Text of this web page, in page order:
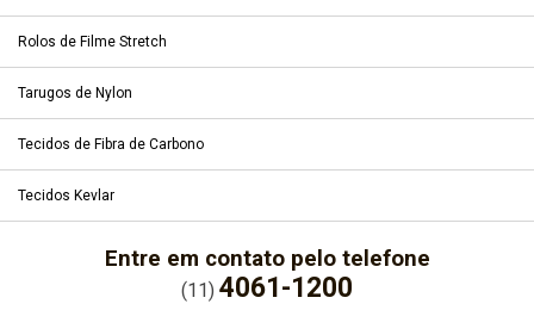
Rolos de Filme Stretch
Tarugos de Nylon
Tecidos de Fibra de Carbono
Tecidos Kevlar
Entre em contato pelo telefone
(11) 4061-1200